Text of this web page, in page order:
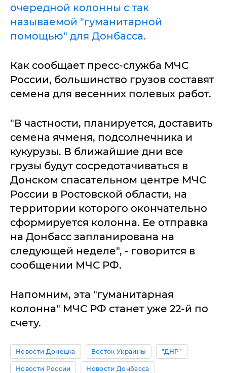
очередной колонны с так
называемой "гуманитарной
помощью" для Донбасса.
Как сообщает пресс-служба МЧС
России, большинство грузов составят
семена для весенних полевых работ.
"В частности, планируется, доставить
семена ячменя, подсолнечника и
кукурузы. В ближайшие дни все
грузы будут сосредотачиваться в
Донском спасательном центре МЧС
России в Ростовской области, на
территории которого окончательно
сформируется колонна. Ее отправка
на Донбасс запланирована на
следующей неделе", - говорится в
сообщении МЧС РФ.
Напомним, эта "гуманитарная
колонна" МЧС РФ станет уже 22-й по
счету.
Новости Донецка Восток Украины "ДНР"
Новости России Новости Донбасса